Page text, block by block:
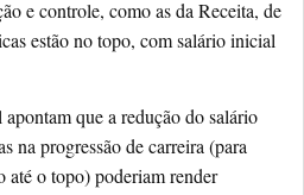
e controle, como as da Receita, de
estão no topo, com salário inicial
que a redução do salário
na progressão de carreira (para
o topo) poderiam render